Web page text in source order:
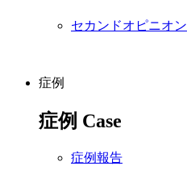
セカンドオピニオン
症例
症例 Case
症例報告